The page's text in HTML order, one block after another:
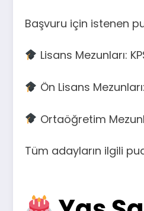
Başvuru için istenen
Lisans Mezunları:
Ön Lisans
Ortaöğretim
Tüm adayların ilgili